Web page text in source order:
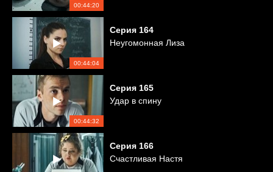
00:44:20
00:44:04
Серия 164
Неугомонная Лиза
00:44:32
Серия 165
Удар в спину
Серия 166
Счастливая Настя